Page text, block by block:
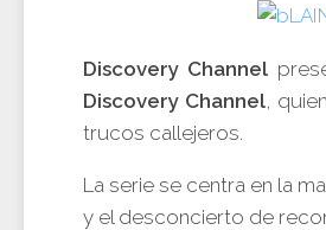
Discovery Channel
Discovery Channel,
trucos callejeros.
La serie se centra en la
y el desconcierto de